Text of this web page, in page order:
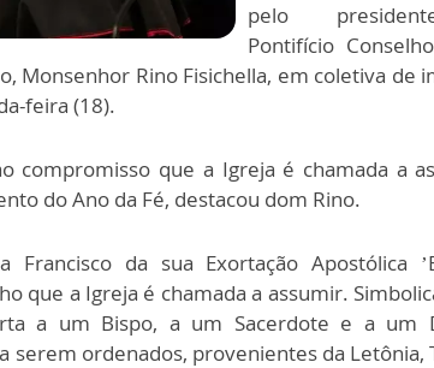
pelo
Pontifício
Monsenhor Rino Fisichella, em coletiva de
feira (18).
compromisso que a Igreja é chamada a
do Ano da Fé, destacou dom Rino.
da sua Exortação Apostólica
que a Igreja é chamada a assumir.
a um Bispo, a um Sacerdote e a um
serem ordenados, provenientes da Letônia,